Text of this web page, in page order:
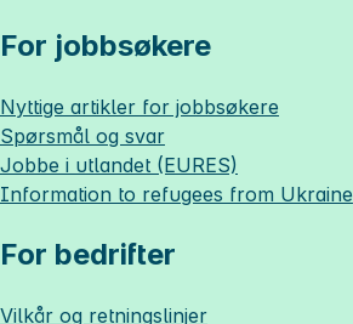
For jobbsøkere
Nyttige artikler for jobbsøkere
Spørsmål og svar
Jobbe i utlandet (EURES)
Information to refugees from Ukraine
For bedrifter
Vilkår og retningslinjer